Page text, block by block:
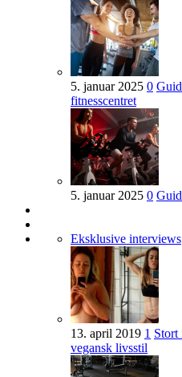
5. januar 2025 0
fitnesscentret
5. januar 2025 0
Eksklusive interviews
13. april 2019 1 Stort
vegansk livsstil